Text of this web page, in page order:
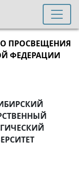
ПРОСВЕЩЕНИЯ
ФЕДЕРАЦИИ